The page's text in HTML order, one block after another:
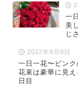
一
美
じ
2022年9月8日
一日一花〜ピンク
花束は豪華に見
日目